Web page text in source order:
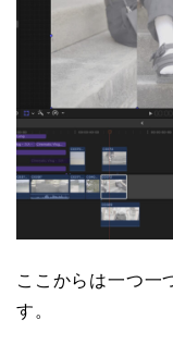
ここからは一つ一
す。